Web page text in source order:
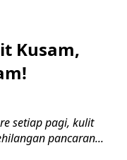
Kusam,
setiap pagi, kulit
pancaran...